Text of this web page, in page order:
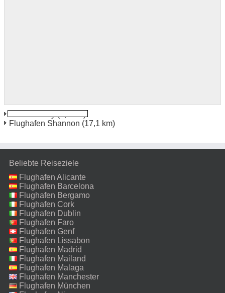
Flughafen Shannon (17,1 km)
Beliebte Reiseziele
Flughafen Alicante
Flughafen Barcelona
Flughafen Bergamo
Flughafen Cork
Flughafen Dublin
Flughafen Faro
Flughafen Genf
Flughafen Lissabon
Flughafen Madrid
Flughafen Mailand
Malpensa
Flughafen Malaga
Flughafen Manchester
Flughafen München